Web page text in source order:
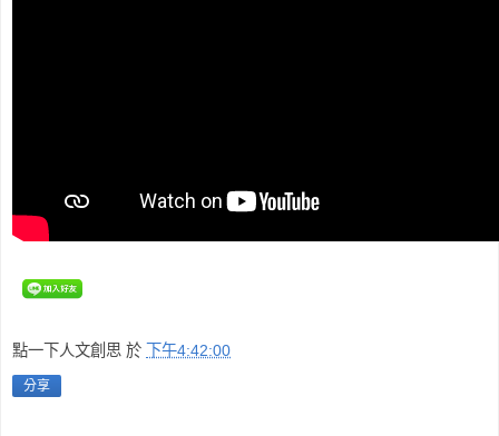
點一下人文創思 於 下午4:42:00
分享